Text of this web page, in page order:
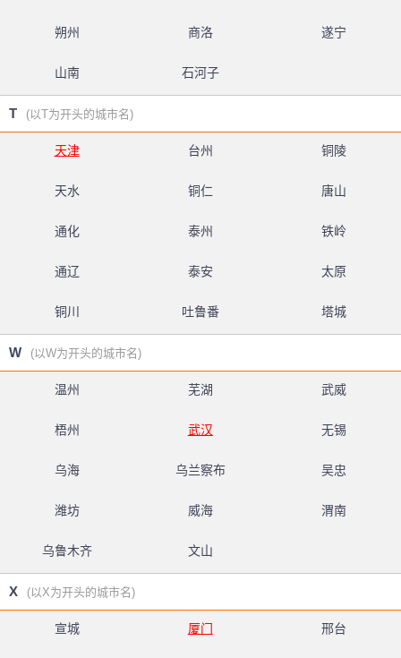
朔州 商洛 遂宁
山南 石河子
T (以T为开头的城市名)
天津 台州 铜陵
天水 铜仁 唐山
通化 泰州 铁岭
通辽 泰安 太原
铜川 吐鲁番 塔城
W (以W为开头的城市名)
温州 芜湖 武威
梧州 武汉 无锡
乌海 乌兰察布 吴忠
潍坊 威海 渭南
乌鲁木齐 文山
X (以X为开头的城市名)
宣城 厦门 邢台